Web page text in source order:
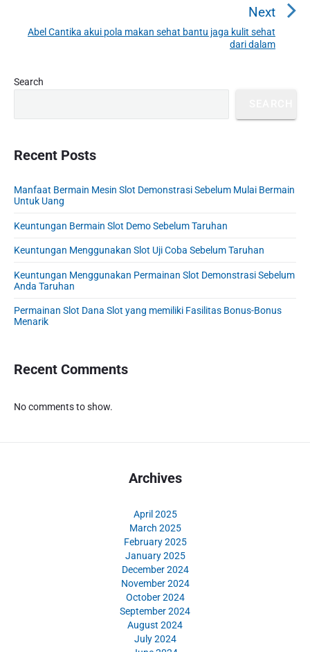
a
i
n
v
u
:
Next
N
e
o
Abel Cantika akui pola makan sehat bantu jaga kulit sehat
dari dalam
P
r
i
e
a
r
Search
Recent Posts
Manfaat Bermain Mesin Slot Demonstrasi Sebelum Mulai Bermain
Untuk Uang
Keuntungan Bermain Slot Demo Sebelum Taruhan
Keuntungan Menggunakan Slot Uji Coba Sebelum Taruhan
Keuntungan Menggunakan Permainan Slot Demonstrasi Sebelum
Anda Taruhan
Permainan Slot Dana Slot yang memiliki Fasilitas Bonus-Bonus
Menarik
Recent Comments
No comments to show.
Archives
April 2025
March 2025
February 2025
January 2025
December 2024
November 2024
October 2024
September 2024
August 2024
July 2024